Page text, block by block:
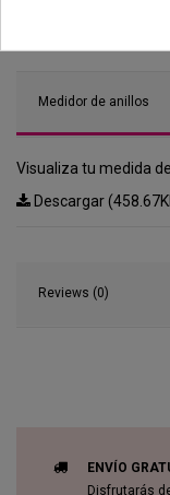
Medidor de anillos
Visualiza tu medida
Descargar
Reviews (0)
ENVÍO
Disfrutarás